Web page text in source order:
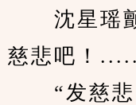
沈星瑶颤
慈悲吧！
“发慈悲